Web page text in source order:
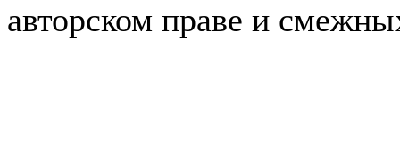
авторском праве и